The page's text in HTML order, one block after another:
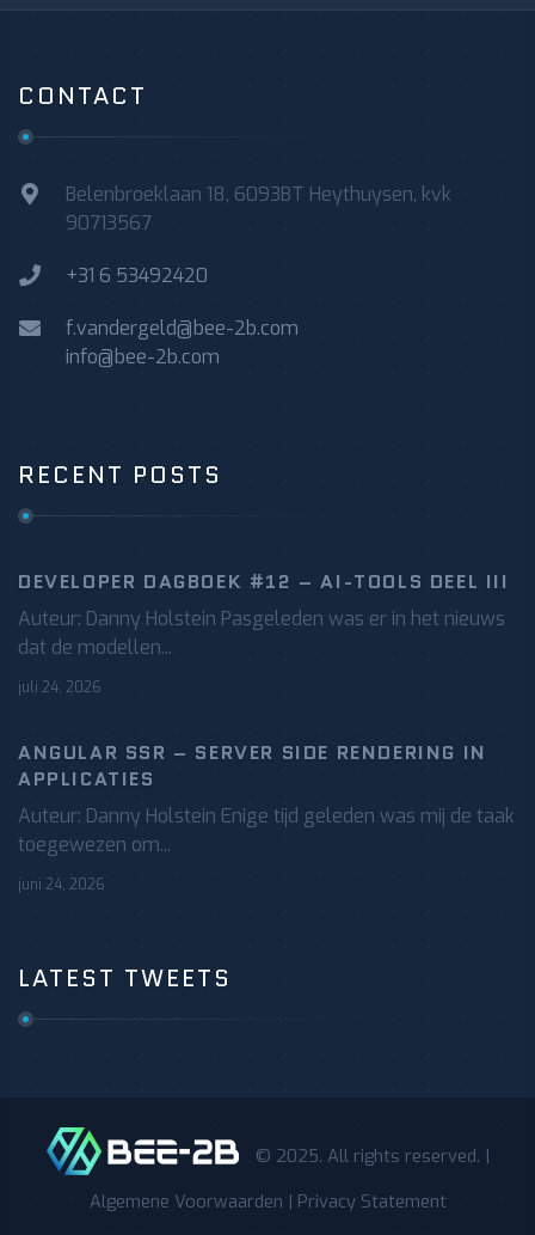
CONTACT
Belenbroeklaan 18, 6093BT Heythuysen, kvk
90713567
+31 6 53492420
f.vandergeld@bee-2b.com
info@bee-2b.com
RECENT POSTS
DEVELOPER DAGBOEK #12 – AI-TOOLS DEEL III
Auteur: Danny Holstein Pasgeleden was er in het nieuws
dat de modellen...
juli 24, 2026
ANGULAR SSR – SERVER SIDE RENDERING IN
APPLICATIES
Auteur: Danny Holstein Enige tijd geleden was mij de taak
toegewezen om...
juni 24, 2026
LATEST TWEETS
© 2025. All rights reserved. |
Algemene Voorwaarden| Privacy Statement